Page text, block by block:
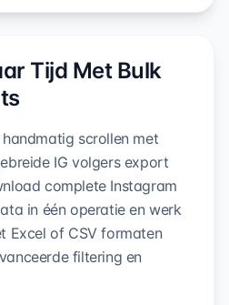
Tijd Met Bulk
handmatig scrollen met
IG volgers export
complete Instagram
in één operatie en werk
Excel of CSV formaten
filtering en